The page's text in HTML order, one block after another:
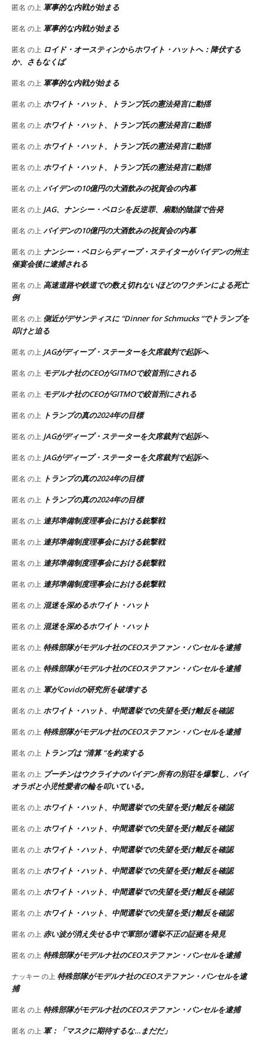
匿名 の上軍事的な内戦が始まる
匿名 の上軍事的な内戦が始まる
匿名 の上 ロイド・オースティンからホワイト・ハットへ：降伏する
か、さもなくば
匿名 の上軍事的な内戦が始まる
匿名 の上ホワイト・ハット、トランプ氏の憲法発言に動揺
匿名 の上ホワイト・ハット、トランプ氏の憲法発言に動揺
匿名 の上ホワイト・ハット、トランプ氏の憲法発言に動揺
匿名 の上ホワイト・ハット、トランプ氏の憲法発言に動揺
匿名 の上バイデンの10億円の大酒飲みの祝賀会の内幕
匿名 の上 JAG、ナンシー・ペロシを反逆罪、扇動的陰謀で告発
匿名 の上バイデンの10億円の大酒飲みの祝賀会の内幕
匿名 の上 ナンシー・ペロシらディープ・ステイターがバイデンの州主
催宴会後に逮捕される
匿名 の上 高速道路や鉄道での数え切れないほどのワクチンによる死亡
例
匿名 の上 側近がデサンティスに “Dinner for Schmucks “でトランプを
叩けと迫る
匿名 の上 JAGがディープ・ステーターを欠席裁判で起訴へ
匿名 の上 モデルナ社のCEOがGITMOで絞首刑にされる
匿名 の上 モデルナ社のCEOがGITMOで絞首刑にされる
匿名 の上 トランプの真の2024年の目標
匿名 の上 JAGがディープ・ステーターを欠席裁判で起訴へ
匿名 の上 JAGがディープ・ステーターを欠席裁判で起訴へ
匿名 の上 トランプの真の2024年の目標
匿名 の上 トランプの真の2024年の目標
匿名 の上連邦準備制度理事会における銃撃戦
匿名 の上連邦準備制度理事会における銃撃戦
匿名 の上連邦準備制度理事会における銃撃戦
匿名 の上連邦準備制度理事会における銃撃戦
匿名 の上 混迷を深めるホワイト・ハット
匿名 の上 混迷を深めるホワイト・ハット
匿名 の上特殊部隊がモデルナ社のCEOステファン・バンセルを逮捕
匿名 の上特殊部隊がモデルナ社のCEOステファン・バンセルを逮捕
匿名 の上軍がCovidの研究所を破壊する
匿名 の上ホワイト・ハット、中間選挙での失望を受け離反を確認
匿名 の上特殊部隊がモデルナ社のCEOステファン・バンセルを逮捕
匿名 の上 トランプは “清算 “を約束する
匿名 の上 プーチンはウクライナのバイデン所有の別荘を爆撃し、バイ
オラボと小児性愛者の輪を叩いている。
匿名 の上ホワイト・ハット、中間選挙での失望を受け離反を確認
匿名 の上ホワイト・ハット、中間選挙での失望を受け離反を確認
匿名 の上ホワイト・ハット、中間選挙での失望を受け離反を確認
匿名 の上ホワイト・ハット、中間選挙での失望を受け離反を確認
匿名 の上ホワイト・ハット、中間選挙での失望を受け離反を確認
匿名 の上ホワイト・ハット、中間選挙での失望を受け離反を確認
匿名 の上赤い波が消え失せる中で軍部が選挙不正の証拠を発見
匿名 の上特殊部隊がモデルナ社のCEOステファン・バンセルを逮捕
ナッキー の上特殊部隊がモデルナ社のCEOステファン・バンセルを逮
捕
匿名 の上特殊部隊がモデルナ社のCEOステファン・バンセルを逮捕
匿名 の上軍：「マスクに期待するな…まだだ」